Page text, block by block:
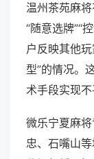
温州茶苑麻
“随意选牌”“
户反映其他
型”的情况。
术手段实现不
微乐宁夏麻
忠、石嘴山